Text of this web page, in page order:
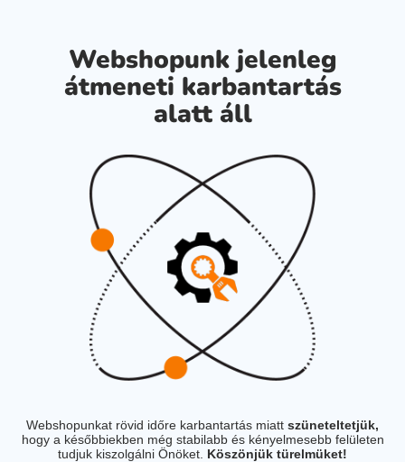
Webshopunk jelenleg
átmeneti karbantartás
alatt áll
Webshopunkat rövid időre karbantartás miatt szüneteltetjük,
hogy a későbbiekben még stabilabb és kényelmesebb felületen
tudjuk kiszolgálni Önöket. Köszönjük türelmüket!